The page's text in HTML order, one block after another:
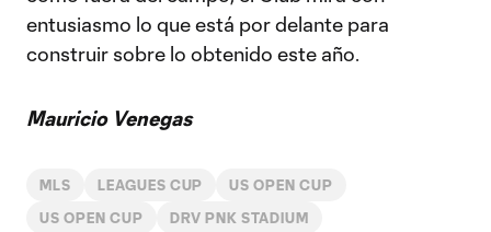
entusiasmo lo que está por delante para
construir sobre lo obtenido este año.
Mauricio Venegas
MLS LEAGUES CUP US OPEN CUP
US OPEN CUP DRV PNK STADIUM